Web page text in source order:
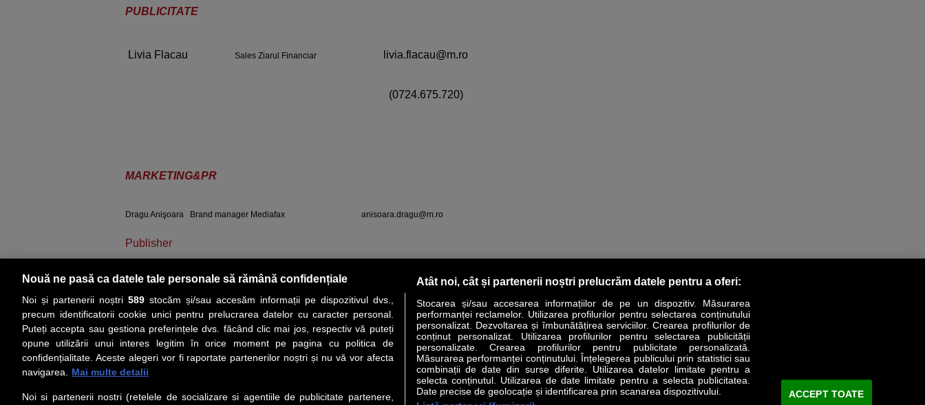
PUBLICITATE
Livia Flacau Sales Ziarul Financiar livia.flacau@m.ro
(0724.675.720)
MARKETING&PR
Dragu Anişoara Brand manager Mediafax anisoara.dragu@m.ro
Publisher
Alexandru
Matei
Publisher Business Press
alexandru.matei@zf.ro
(0318.256.239)
PUBLICAŢIE EDITATĂ DE
Nouă ne pasă ca datele tale personale să rămână confidențiale
Noi și partenerii noștri 589stocăm și/sau accesăm informații pe dispozitivul dvs.,
precum identificatorii cookie unici pentru prelucrarea datelor cu caracter personal.
Puteți accepta sau gestiona preferințele dvs. făcând clic mai jos, respectiv vă puteți
opune utilizării unui interes legitim în orice moment pe pagina cu politica de
confidențialitate. Aceste alegeri vor fi raportate partenerilor noștri și nu vă vor afecta
navigarea. Mai multe detalii
Noi si partenerii nostri (retelele de socializare si agentiile de publicitate partenere,
Atât noi, cât și partenerii noștri prelucrăm datele pentru a oferi:
Stocarea și/sau accesarea informațiilor de pe un dispozitiv. Măsurarea
performanței reclamelor. Utilizarea profilurilor pentru selectarea conținutului
personalizat. Dezvoltarea și îmbunătățirea serviciilor. Crearea profilurilor de
conținut personalizat. Utilizarea profilurilor pentru selectarea publicității
personalizate. Crearea profilurilor pentru publicitate personalizată.
Măsurarea performanței conținutului. Înțelegerea publicului prin statistici sau
combinații de date din surse diferite. Utilizarea datelor limitate pentru a
selecta conținutul. Utilizarea de date limitate pentru a selecta publicitatea.
Date precise de geolocație și identificarea prin scanarea dispozitivului.
ACCEPT TOATE